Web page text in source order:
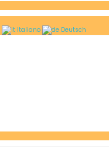
Italiano Deutsch